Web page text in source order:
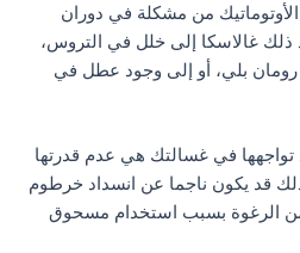
من مشكلة في دوران
ذلك غالاسكا إلى خلل في التروس،
رومان بلي، أو إلى وجود عطل في
تواجهها في غسالتك هي عدم قدرتها
قد يكون ناجما عن انسداد خرطوم
الرغوة بسبب استخدام مسحوق